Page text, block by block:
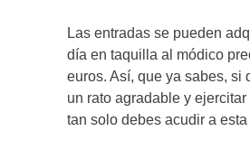
Las entradas se pueden
día en taquilla al módico
euros. Así, que ya sabes, si
un rato agradable y
tan solo debes acudir a esta